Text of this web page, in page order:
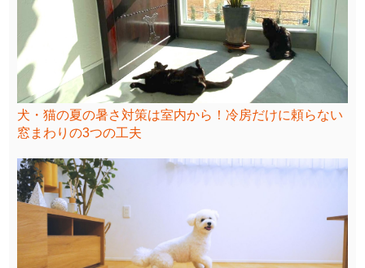
犬・猫の夏の暑さ対策は室内から！冷房だけに頼らない
窓まわりの3つの工夫